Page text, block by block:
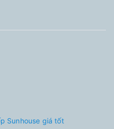
Sunhouse giá tốt